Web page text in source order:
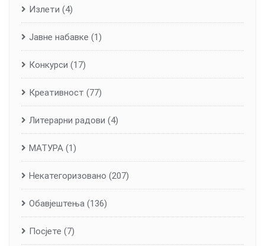
Излети (4)
Јавне набавке (1)
Конкурси (17)
Креативност (77)
Литерарни радови (4)
МАТУРА (1)
Некатегоризовано (207)
Обавјештења (136)
Посјете (7)